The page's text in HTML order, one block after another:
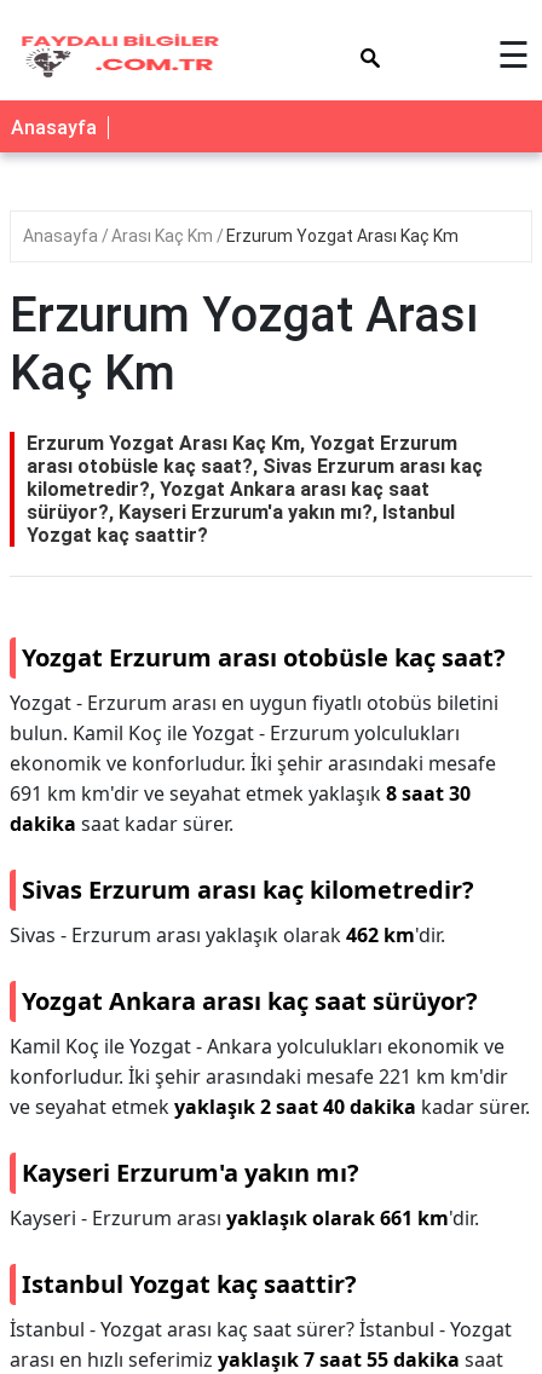
☰
Anasayfa
Anasayfa Arası Kaç Km Erzurum Yozgat Arası Kaç Km
Erzurum Yozgat Arası
Kaç Km
Erzurum Yozgat Arası Kaç Km, Yozgat Erzurum
arası otobüsle kaç saat?, Sivas Erzurum arası kaç
kilometredir?, Yozgat Ankara arası kaç saat
sürüyor?, Kayseri Erzurum'a yakın mı?, Istanbul
Yozgat kaç saattir?
Yozgat Erzurum arası otobüsle kaç saat?
Yozgat - Erzurum arası en uygun fiyatlı otobüs biletini
bulun. Kamil Koç ile Yozgat - Erzurum yolculukları
ekonomik ve konforludur. İki şehir arasındaki mesafe
691 km km'dir ve seyahat etmek yaklaşık8 saat 30
dakika saat kadar sürer.
Sivas Erzurum arası kaç kilometredir?
Sivas - Erzurum arası yaklaşık olarak462 km'dir.
Yozgat Ankara arası kaç saat sürüyor?
Kamil Koç ile Yozgat - Ankara yolculukları ekonomik ve
konforludur. İki şehir arasındaki mesafe 221 km km'dir
ve seyahat etmekyaklaşık 2 saat 40 dakika kadar sürer.
Kayseri Erzurum'a yakın mı?
Kayseri - Erzurum arası yaklaşık olarak 661 km'dir.
Istanbul Yozgat kaç saattir?
İstanbul - Yozgat arası kaç saat sürer? İstanbul - Yozgat
arası en hızlı seferimiz yaklaşık 7 saat 55 dakika saat